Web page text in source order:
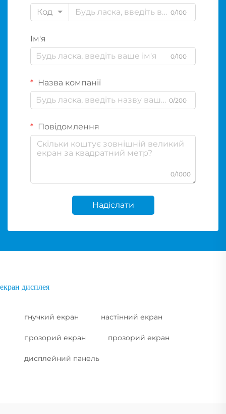
Код
0/100
Ім'я
0/100
Назва компанії
0/200
Повідомлення
0/1000
Надіслати
екран дисплея
гнучкий екран настінний екран
прозорий екран прозорий екран
дисплейний панель